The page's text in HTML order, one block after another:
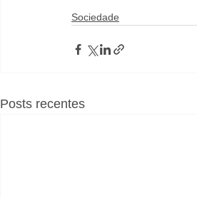
Sociedade
Posts recentes